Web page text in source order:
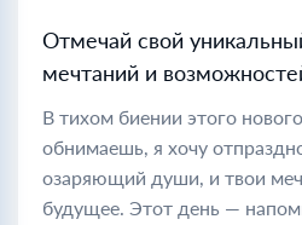
Отмечай свой
мечтаний и
В тихом биении этого
обнимаешь, я хочу
озаряющий души, и твои
будущее. Этот день —